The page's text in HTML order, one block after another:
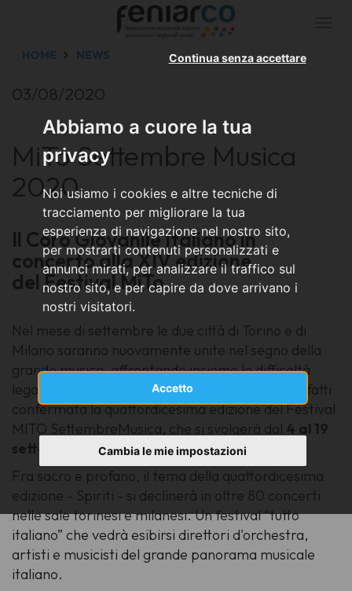
Abbiamo a cuore la tua
privacy
Noi usiamo i cookies e altre tecniche di
tracciamento per migliorare la tua
esperienza di navigazione nel nostro sito,
per mostrarti contenuti personalizzati e
annunci mirati, per analizzare il traffico sul
nostro sito, e per capire da dove arrivano i
nostri visitatori.
Accetto
Continua senza accettare
Cambia le mie impostazioni
HOME NEWS
03/08/2020
MiTo Settembre Musica
2020
Il Coro Giovanile Italiano in
concerto alla XIV edizione
delFestival MiTo
Nel mese di settembre le due città di Torino e di
Milano saranno nuovamente unite nel segno della
grande musica, affrontando insieme le difficoltà
legate all’emergenza sanitaria da Covid-19. È infatti
confermata la quattordicesima edizione del Festival
MITO SettembreMusica, che si svolgerà dal 4 al 19
settembre 2020a Torino e a Milano.
Fra sacro e profano, il tema della quattordicesima
edizione - Spiriti - si declinerà in oltre 80 concerti
nelle sale torinesi e milanesi. Un festival “tutto
italiano” che vedrà esibirsi direttori d'orchestra,
artisti e musicisti del grande panorama musicale
italiano.